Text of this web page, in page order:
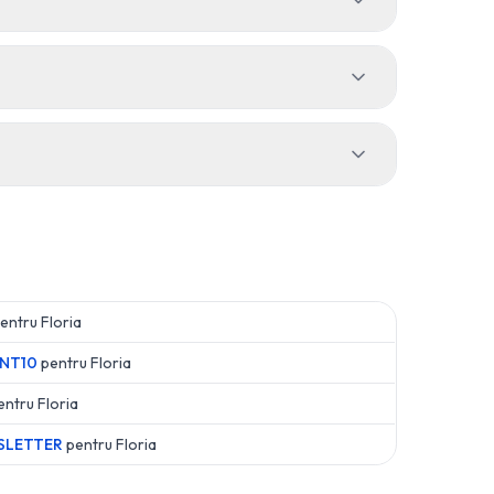
Floria
pentruFloria
Floria
pentruFloria